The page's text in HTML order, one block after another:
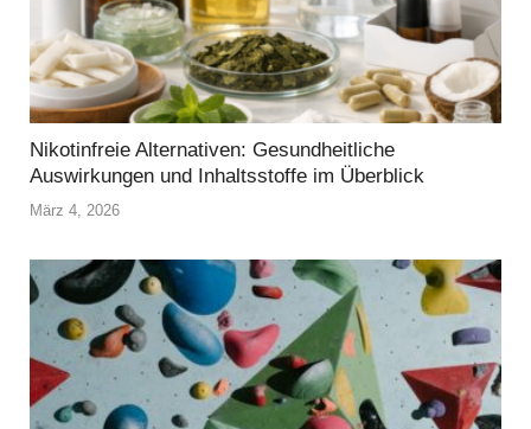
Nikotinfreie Alternativen: Gesundheitliche
Auswirkungen und Inhaltsstoffe im Überblick
März 4, 2026